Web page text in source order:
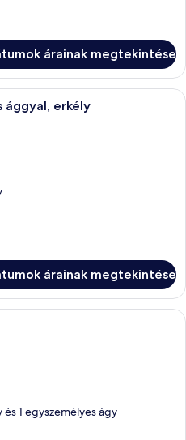
árainak megtekintése
Egy szállodai szoba, amelyben
ággyal, erkély
árainak megtekintése
Egy szállodai szoba, amelyben egy
1 egyszemélyes ágy